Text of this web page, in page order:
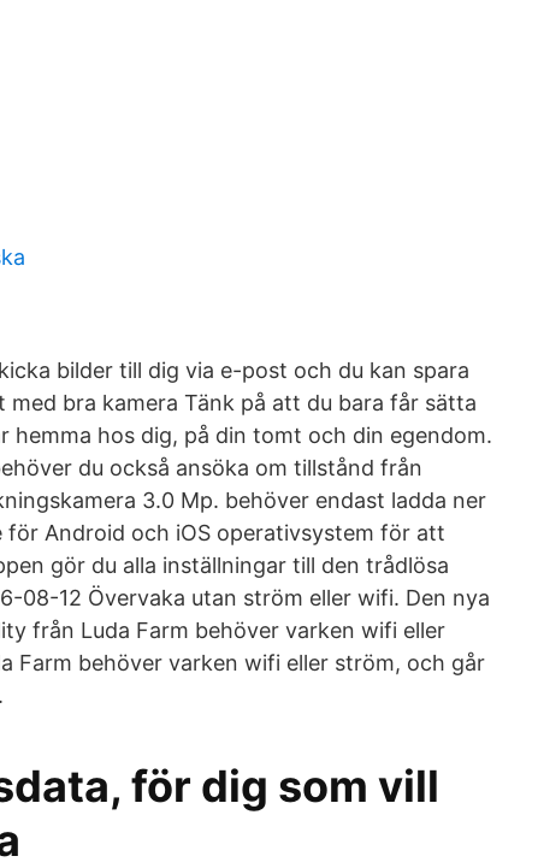
bilder till dig via e-post och du kan spara
bra kamera Tänk på att du bara får sätta
hemma hos dig, på din tomt och din egendom.
du också ansöka om tillstånd från
3.0 Mp. behöver endast ladda ner
för Android och iOS operativsystem för att
gör du alla inställningar till den trådlösa
08-12 Övervaka utan ström eller wifi. Den nya
från Luda Farm behöver varken wifi eller
Farm behöver varken wifi eller ström, och går
för dig som vill